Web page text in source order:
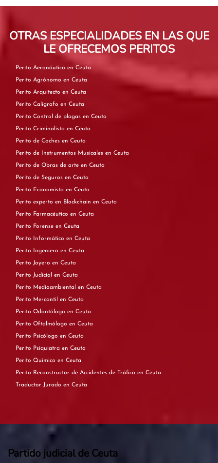
OTRAS ESPECIALIDADES EN LAS QUE
LE OFRECEMOS PERITOS
Perito Aeronáutico en Ceuta
Perito Agrónomo en Ceuta
Perito Arquitecto en Ceuta
Perito Calígrafo en Ceuta
Perito Control de plagas en Ceuta
Perito Criminalista en Ceuta
Perito de Coches en Ceuta
Perito de Instrumentos Musicales en Ceuta
Perito de Obras de arte en Ceuta
Perito de Seguros en Ceuta
Perito Economista en Ceuta
Perito experto en Blockchain en Ceuta
Perito Farmacéutico en Ceuta
Perito Forense en Ceuta
Perito Informático en Ceuta
Perito Ingeniero en Ceuta
Perito Joyero en Ceuta
Perito Judicial en Ceuta
Perito Medioambiental en Ceuta
Perito Mercantil en Ceuta
Perito Odontólogo en Ceuta
Perito Oftalmólogo en Ceuta
Perito Psicólogo en Ceuta
Perito Psiquiatra en Ceuta
Perito Químico en Ceuta
Perito Reconstructor de Accidentes de Tráfico en Ceuta
Traductor Jurado en Ceuta
Partido judicial de Ceuta